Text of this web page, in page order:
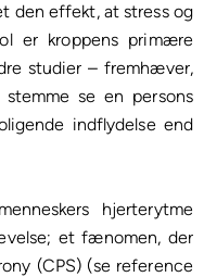
den effekt, at stress og
er kroppens primære
studier – fremhæver,
se en persons
indflydelse end
hjerterytme
et fænomen, der
(CPS) (se reference